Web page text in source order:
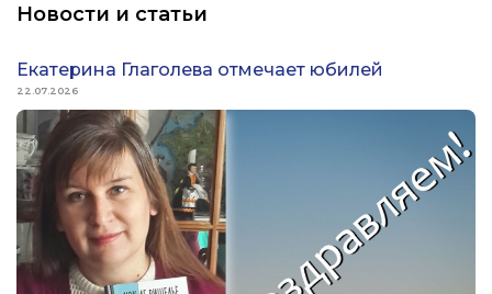
Новости и статьи
Екатерина Глаголева отмечает юбилей
22.07.2026